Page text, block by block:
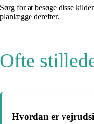
Sørg for at besøge disse
planlægge derefter.
Ofte
Hvordan er